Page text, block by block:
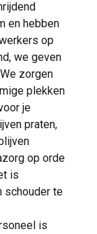
en hebben
op
we geven
zorgen
plekken
je
praten,
op orde
is
schouder te
is